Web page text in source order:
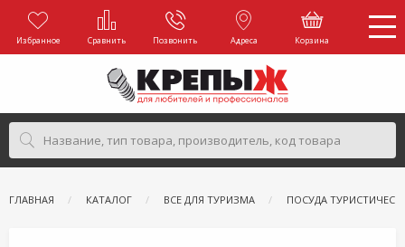
Избранное Сравнить Позвонить Адреса Корзина
ГЛАВНАЯ КАТАЛОГ ВСЕ ДЛЯ ТУРИЗМА ПОСУДА